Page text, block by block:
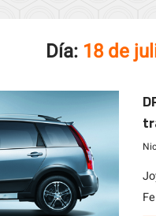
Día: 18 de